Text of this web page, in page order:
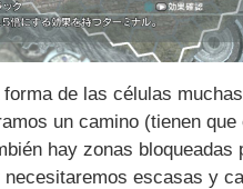
de las células
un camino (tienen que
hay zonas bloqueadas
escasas y